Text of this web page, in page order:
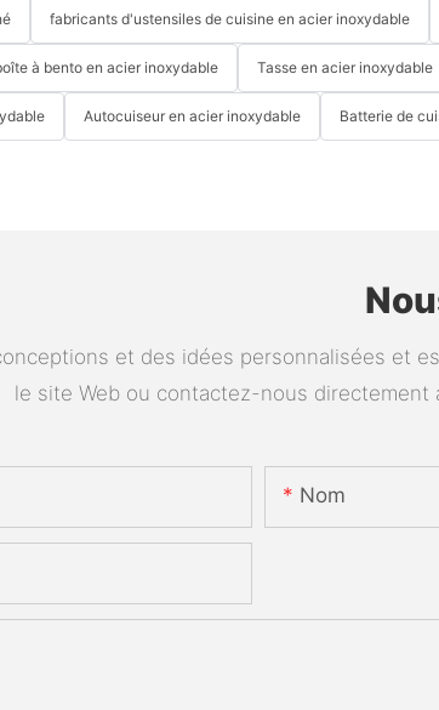
fabricants d'ustensiles de cuisine en acier inoxydable
à bento en acier inoxydable Tasse en acier inoxydable
Autocuiseur en acier inoxydable Batterie de
et des idées personnalisées et
le site Web ou contactez-nous directement
Nom